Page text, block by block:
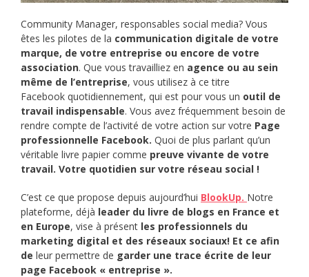
Community Manager, responsables social media? Vous
êtes les pilotes de la communication digitale de votre
marque, de votre entreprise ou encore de votre
association. Que vous travailliez en agence ou au sein
même de l’entreprise, vous utilisez à ce titre
Facebook quotidiennement, qui est pour vous un outil de
travail indispensable. Vous avez fréquemment besoin de
rendre compte de l’activité de votre action sur votre Page
professionnelle Facebook. Quoi de plus parlant qu’un
véritable livre papier comme preuve vivante de votre
travail. Votre quotidien sur votre réseau social !
C’est ce que propose depuis aujourd’hui BlookUp. Notre
plateforme, déjà leader du livre de blogs en France et
en Europe, vise à présent les professionnels du
marketing digital et des réseaux sociaux! Et ce afin
de leur permettre de garder une trace écrite de leur
page Facebook « entreprise ».